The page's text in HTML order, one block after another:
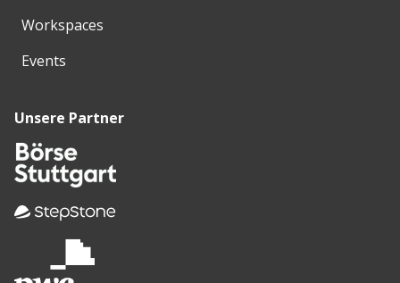
Workspaces
Events
Unsere Partner